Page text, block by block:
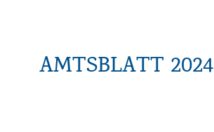
AMTSBLATT 2024